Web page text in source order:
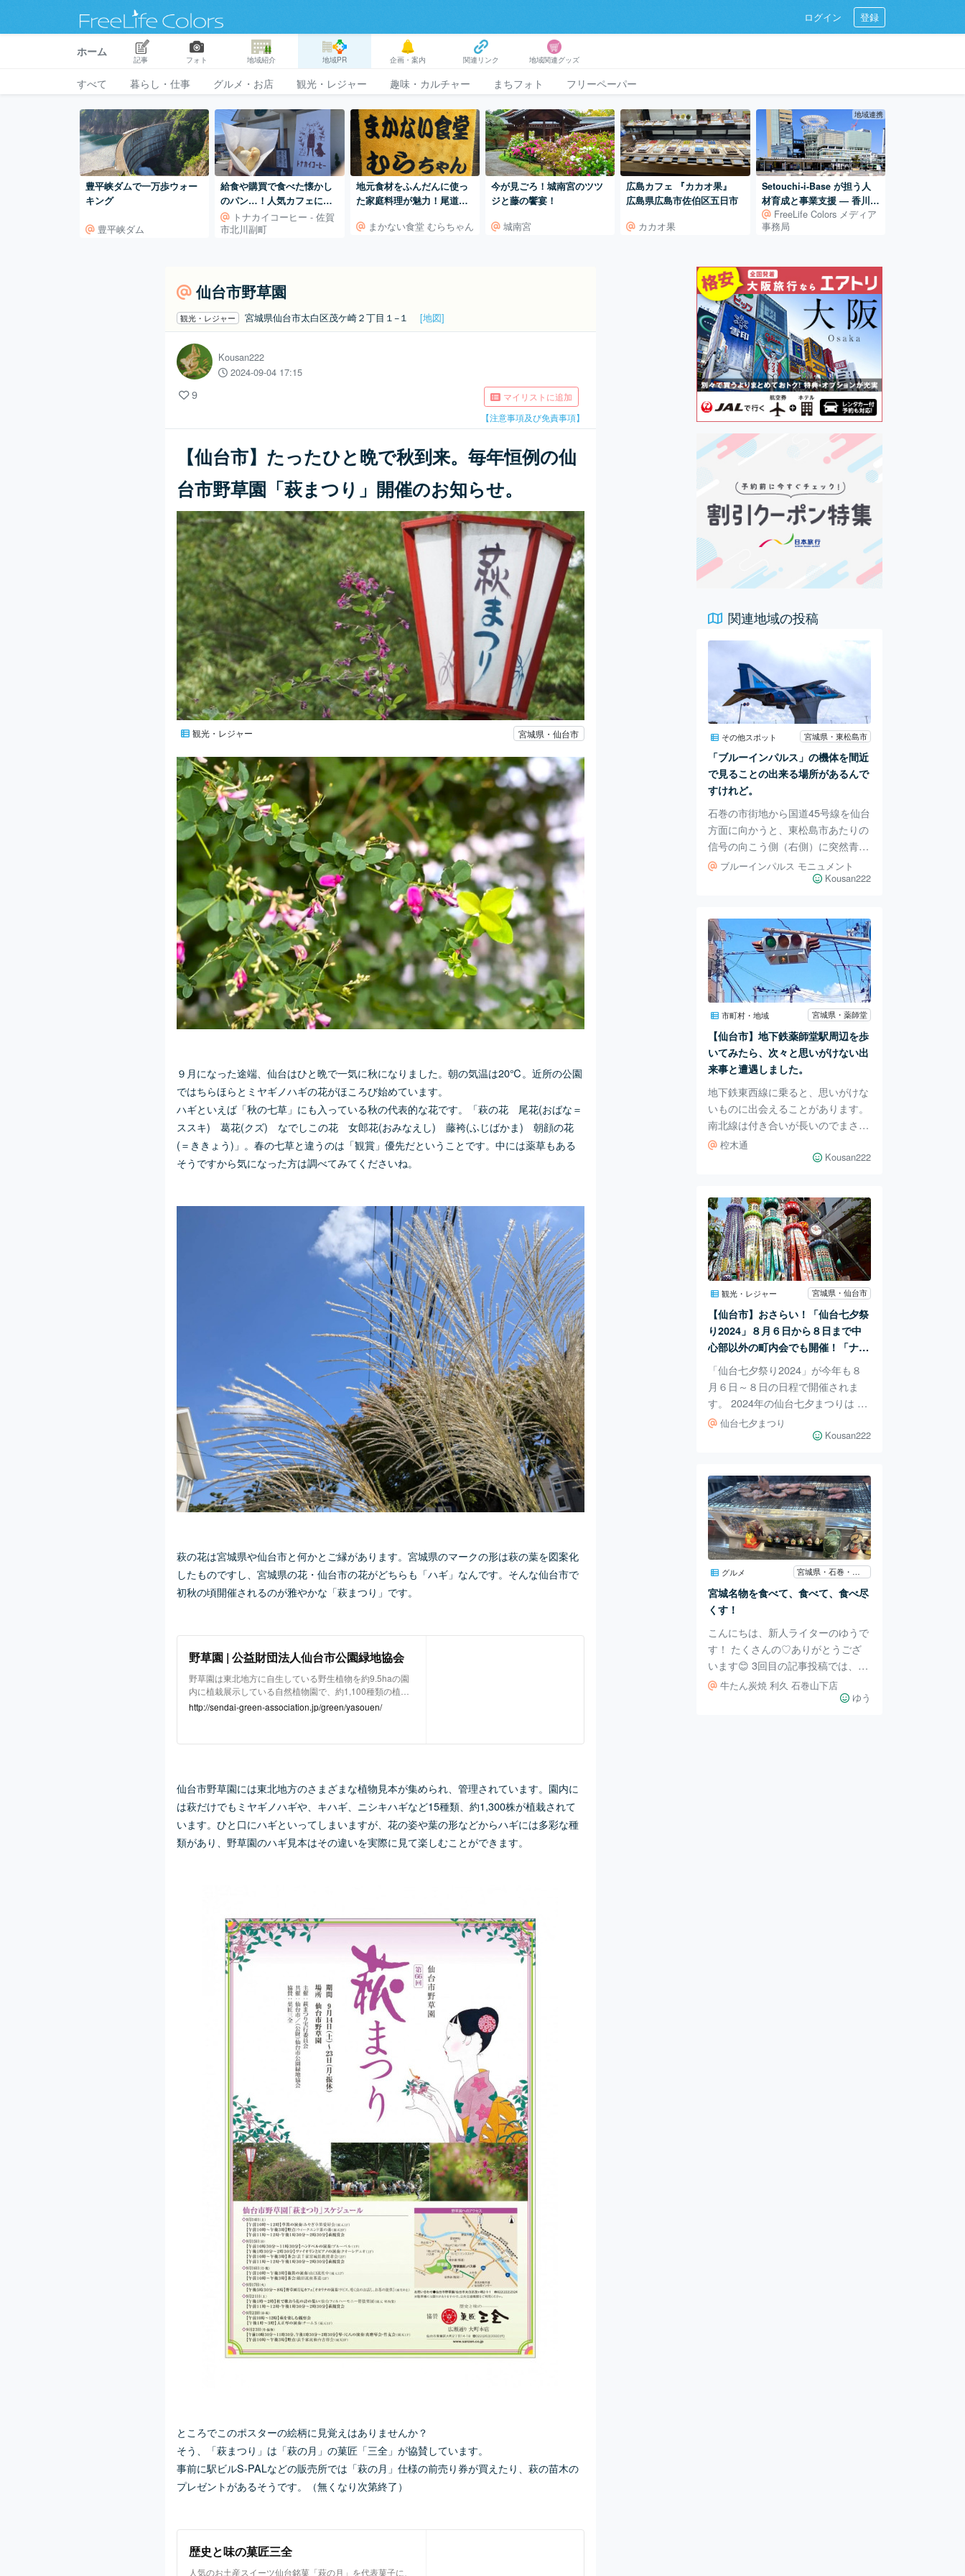
ログイン 登録
ホーム
記事 フォト 地域紹介 地域PR 企画・案内 関連リンク 地域関連グッズ
すべて 暮らし・仕事 グルメ・お店 観光・レジャー 趣味・カルチャー まちフォト フリーペーパー
豊平峡ダムで一万歩ウォー
キング
豊平峡ダム
給食や購買で食べた懐かし
のパン…！人気カフェによ
る、8日間限定のとある“復
活祭”へ。
トナカイコーヒー - 佐賀
市北川副町
地元食材をふんだんに使っ
た家庭料理が魅力！尾道の
ん』を訪れて
まかない食堂 むらちゃん
今が見ごろ！城南宮のツツ
ジと藤の饗宴！
城南宮
広島カフェ 『カカオ果』
広島県広島市佐伯区五日市
カカオ果
地域連携
Setouchi-i-Base が担う人
材育成と事業支援 ― 香川で
「始める」を支える拠点
FreeLife Colors メディア
事務局
仙台市野草園
観光・レジャー 宮城県仙台市太白区茂ケ崎２丁目１−１ [地図]
Kousan222
2024-09-04 17:15
9
マイリストに追加
【注意事項及び免責事項】
【仙台市】たったひと晩で秋到来。毎年恒例の仙
台市野草園「萩まつり」開催のお知らせ。
観光・レジャー 宮城県・仙台市
９月になった途端、仙台はひと晩で一気に秋になりました。朝の気温は20℃。近所の公園
ではちらほらとミヤギノハギの花がほころび始めています。
ハギといえば「秋の七草」にも入っている秋の代表的な花です。「萩の花 尾花(おばな＝
ススキ) 葛花(クズ) なでしこの花 女郎花(おみなえし) 藤袴(ふじばかま) 朝顔の花
(＝ききょう)」。春の七草と違うのは「観賞」優先だということです。中には薬草もある
そうですから気になった方は調べてみてくださいね。
萩の花は宮城県や仙台市と何かとご縁があります。宮城県のマークの形は萩の葉を図案化
したものですし、宮城県の花・仙台市の花がどちらも「ハギ」なんです。そんな仙台市で
初秋の頃開催されるのが雅やかな「萩まつり」です。
野草園 | 公益財団法人仙台市公園緑地協会
野草園は東北地方に自生している野生植物を約9.5haの園
内に植栽展示している自然植物園で、約1,100種類の植物
が生育しています。高山から海岸まで環境別に植栽してい
る区画や、グループ別にまとめて植栽している区画などが
http://sendai-green-association.jp/green/yasouen/
仙台市野草園には東北地方のさまざまな植物見本が集められ、管理されています。園内に
は萩だけでもミヤギノハギや、キハギ、ニシキハギなど15種類、約1,300株が植栽されて
います。ひと口にハギといってしまいますが、花の姿や葉の形などからハギには多彩な種
類があり、野草園のハギ見本はその違いを実際に見て楽しむことができます。
ところでこのポスターの絵柄に見覚えはありませんか？
そう、「萩まつり」は「萩の月」の菓匠「三全」が協賛しています。
事前に駅ビルS-PALなどの販売所では「萩の月」仕様の前売り券が買えたり、萩の苗木の
プレゼントがあるそうです。（無くなり次第終了）
歴史と味の菓匠三全
人気のお土産スイーツ仙台銘菓「萩の月」を代表菓子に、
関連地域の投稿
その他スポット 宮城県・東松島市
「ブルーインパルス」の機体を間近
で見ることの出来る場所があるんで
すけれど。
石巻の市街地から国道45号線を仙台
方面に向かうと、東松島市あたりの
信号の向こう側（右側）に突然青い
飛行機の機体が現れます。地元民に
とっては見慣れた風景なので大概の
こんな至近距離に本物の飛行機があ
ること自体、もしかしたら凄い事な
のかな？と思いまして「「何故ここ
に航空自衛隊の機体が展示してある
のか」調べなおしてみました。 ち
なみにこの機体は「T-2超音速高等
練習機」といい、現在のブルーイン
パルス（T-4）の前に実際に飛行し
ていた実機のよ
ブルーインパルス モニュメント
Kousan222
市町村・地域 宮城県・薬師堂
【仙台市】地下鉄薬師堂駅周辺を歩
いてみたら、次々と思いがけない出
来事と遭遇しました。
地下鉄東西線に乗ると、思いがけな
いものに出会えることがあります。
南北線は付き合いが長いのでまさに
「移動の足」として使っていますが
東西線は用事が無い限り決まって駅
分寺薬師堂」方面へ行ってみるはず
でした。（日中は暑いのでもちろん
早朝です） この「陸奥国分寺薬師
堂」は、現存する仙台最古の木造建
築物の一つで、国指定の重要文化財
です。こちらをご紹介するはずでし
たが、駅構内の地図を見ているとこ
こから５分も歩かない場所に「椌木
通」があるじゃないです
椌木通
Kousan222
観光・レジャー 宮城県・仙台市
【仙台市】おさらい！「仙台七夕祭
り2024」８月６日から８日まで中
心部以外の町内会でも開催！「ナイ
トイベント」には「るーぷる仙
台」。暑さ対策には「せんだいクー
リングシェルター」。
「仙台七夕祭り2024」が今年も８
月６日～８日の日程で開催されま
す。 2024年の仙台七夕まつりは ・
七夕飾りコンテスト「T-1グランプ
リ」 ・Instagramの投稿キャンペー
「たなばた くらふと」 という３
本の軸で構成されていて「参加型」
のイベントが多いのが特徴です。
（詳しくはHPをご覧ください） ま
た、昼間の暑さを避けて、夜に楽し
めるイベントも瑞鳳殿や緑彩館等で
行われますよ。これらの移動には、
るーぷる仙台の「七夕ナイト号」が
仙台七夕まつり
Kousan222
グルメ
宮城名物を食べて、食べて、食べ尽
くす！
こんにちは、新人ライターのゆうで
す！ たくさんの♡ありがとうござ
います😊 3回目の記事投稿では、タ
イトルの通り宮城県名物を食べ尽く
してきたので、引き続き宮城県のグ
牛たん炭焼 利久 石巻山下店
ゆう